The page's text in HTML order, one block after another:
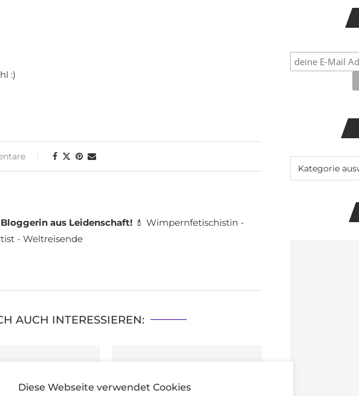
:)
aus Leidenschaft! 💄 Wimpernfetischistin -
- Weltreisende
AUCH INTERESSIEREN:
Diese Webseite verwendet Cookies